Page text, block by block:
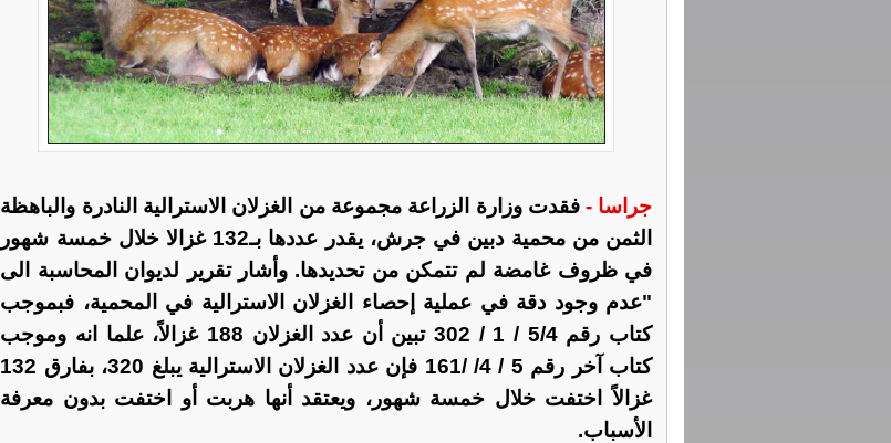
جراسا - فقدت وزارة الزراعة مجموعة من الغزلان الاسترالية النادرة والباهظة
الثمن من محمية دبين في جرش، يقدر عددها بـ132 غزالا خلال خمسة شهور
في ظروف غامضة لم تتمكن من تحديدها. وأشار تقرير لديوان المحاسبة الى
"عدم وجود دقة في عملية إحصاء الغزلان الاسترالية في المحمية، فبموجب
كتاب رقم 5/4 / 1 / 302 تبين أن عدد الغزلان 188 غزالاً، علما انه وموجب
كتاب آخر رقم 5 / 4/ /161 فإن عدد الغزلان الاسترالية يبلغ 320، بفارق 132
غزالاً اختفت خلال خمسة شهور، ويعتقد أنها هربت أو اختفت بدون معرفة
الأسباب.